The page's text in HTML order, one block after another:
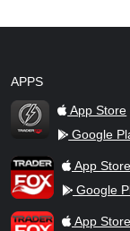
APPS
TraderFox Flash
App Store
Google
TraderFox AppApp Store
Google
TraderFox ProApp Store